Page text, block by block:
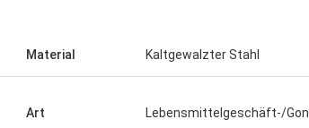
Material Kaltgewalzter Stahl
Art Lebensmittelgeschäft-/